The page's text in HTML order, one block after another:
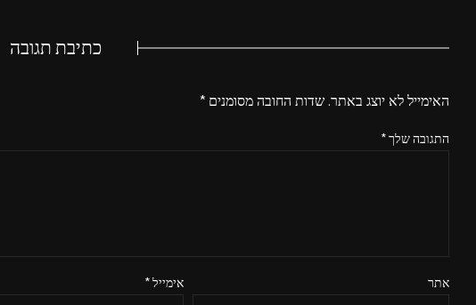
כתיבת תגובה
האימייל לא יוצג באתר.שדות החובה מסומנים*
התגובה שלך*
אימייל* אתר